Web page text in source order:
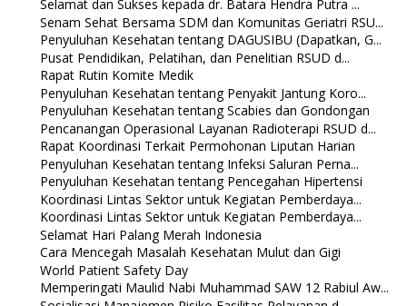
Selamat dan Sukses kepada dr. Batara Hendra Putra ...
Senam Sehat Bersama SDM dan Komunitas Geriatri RSU...
Penyuluhan Kesehatan tentang DAGUSIBU (Dapatkan, G...
Pusat Pendidikan, Pelatihan, dan Penelitian RSUD d...
Rapat Rutin Komite Medik
Penyuluhan Kesehatan tentang Penyakit Jantung Koro...
Penyuluhan Kesehatan tentang Scabies dan Gondongan
Pencanangan Operasional Layanan Radioterapi RSUD d...
Rapat Koordinasi Terkait Permohonan Liputan Harian
Penyuluhan Kesehatan tentang Infeksi Saluran Perna...
Penyuluhan Kesehatan tentang Pencegahan Hipertensi
Koordinasi Lintas Sektor untuk Kegiatan Pemberdaya...
Koordinasi Lintas Sektor untuk Kegiatan Pemberdaya...
Selamat Hari Palang Merah Indonesia
Cara Mencegah Masalah Kesehatan Mulut dan Gigi
World Patient Safety Day
Memperingati Maulid Nabi Muhammad SAW 12 Rabiul Aw...